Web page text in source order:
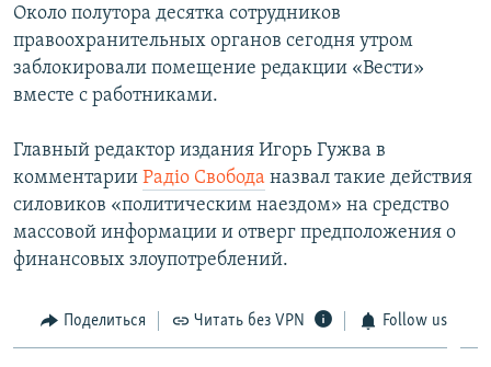
Около полутора десятка сотрудников
правоохранительных органов сегодня утром
заблокировали помещение редакции «Вести»
вместе с работниками.
Главный редактор издания Игорь Гужва в
комментарии Радiо Свобода назвал такие действия
силовиков «политическим наездом» на средство
массовой информации и отверг предположения о
финансовых злоупотреблений.
Поделиться Читать без VPN Follow us